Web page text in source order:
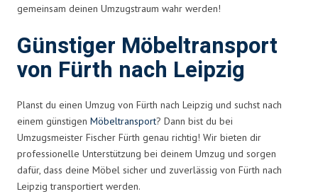
gemeinsam deinen Umzugstraum wahr werden!
Günstiger Möbeltransport
von Fürth nach Leipzig
Planst du einen Umzug von Fürth nach Leipzig und suchst nach
einem günstigen Möbeltransport? Dann bist du bei
Umzugsmeister Fischer Fürth genau richtig! Wir bieten dir
professionelle Unterstützung bei deinem Umzug und sorgen
dafür, dass deine Möbel sicher und zuverlässig von Fürth nach
Leipzig transportiert werden.